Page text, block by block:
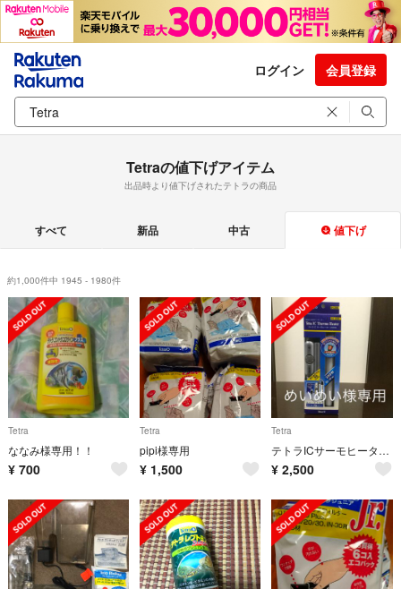
ログイン 会員登録
Tetraの値下げアイテム
出品時より値下げされたテトラの商品
すべて 新品 中古 値下げ
約1,000件中 1945 - 1980件
Tetra
ななみ様専用！！
¥ 700
Tetra
pipi様専用
¥ 1,500
Tetra
テトラICサーモヒーター２００W
¥ 2,500